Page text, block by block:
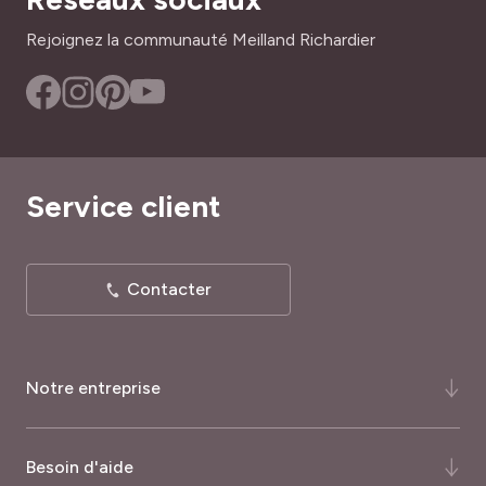
Rejoignez la communauté Meilland Richardier
Notre entreprise
Besoin d'aide
Service client
Contacter